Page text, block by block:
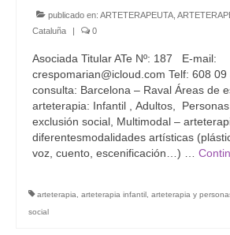
publicado en: ARTETERAPEUTA
Cataluña
| 0
Asociada Titular ATe Nº: 187 E-mail:
crespomarian@icloud.com Telf: 608
consulta: Barcelona – Raval Áreas de
arteterapia: Infantil , Adultos,
exclusión social, Multimodal –
diferentesmodalidades artísticas
voz, cuento, escenificación…) …
arteterapia arteterapia infantil arteterapia y
social